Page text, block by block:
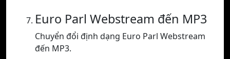
Euro Parl Webstream đến MP3
Chuyển đổi định dạng Euro Parl Webstream
đến MP3.